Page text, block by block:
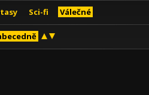
Sci-fi Válečné